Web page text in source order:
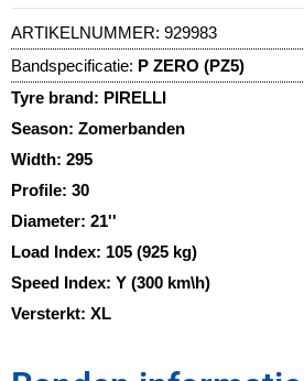
ARTIKELNUMMER: 929983
Bandspecificatie: P ZERO (PZ5)
Tyre brand: PIRELLI
Season: Zomerbanden
Width: 295
Profile: 30
Diameter: 21''
Load Index: 105 (925 kg)
Speed Index: Y (300 km\h)
Versterkt: XL